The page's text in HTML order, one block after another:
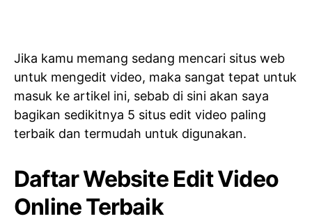
Jika kamu memang sedang mencari situs web
untuk mengedit video, maka sangat tepat untuk
masuk ke artikel ini, sebab di sini akan saya
bagikan sedikitnya 5 situs edit video paling
terbaik dan termudah untuk digunakan.
Daftar Website Edit Video
Online Terbaik